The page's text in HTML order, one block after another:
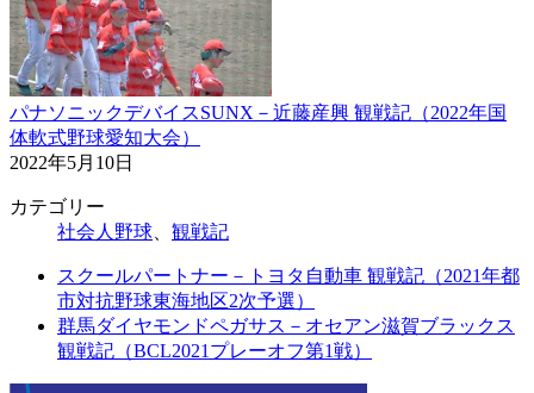
パナソニックデバイスSUNX－近藤産興 観戦記（2022年国
体軟式野球愛知大会）
2022年5月10日
カテゴリー
社会人野球
観戦記
スクールパートナー－トヨタ自動車 観戦記（2021年都
市対抗野球東海地区2次予選）
群馬ダイヤモンドペガサス－オセアン滋賀ブラックス
観戦記（BCL2021プレーオフ第1戦）